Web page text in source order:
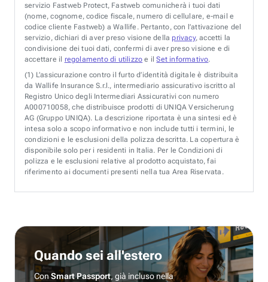
servizio Fastweb Protect, Fastweb comunicherà i tuoi dati
(nome, cognome, codice fiscale, numero di cellulare, e-mail e
codice cliente Fastweb) a Wallife. Pertanto, con l’attivazione del
servizio, dichiari di aver preso visione della privacy, accetti la
condivisione dei tuoi dati, confermi di aver preso visione e di
accettare il regolamento di utilizzo e ilSet informativo.
(1) L’assicurazione contro il furto d’identità digitale è distribuita
da Wallife Insurance S.r.l., intermediario assicurativo iscritto al
Registro Unico degli Intermediari Assicurativi con numero
A000710058, che distribuisce prodotti di UNIQA Versicherung
AG (Gruppo UNIQA). La descrizione riportata è una sintesi ed è
intesa solo a scopo informativo e non include tutti i termini, le
condizioni e le esclusioni della polizza descritta. La copertura è
disponibile solo per i residenti in Italia. Per le Condizioni di
polizza e le esclusioni relative al prodotto acquistato, fai
riferimento ai documenti presenti nella tua Area Riservata.
Quando sei all'estero
ConSmart Passport, già incluso nella